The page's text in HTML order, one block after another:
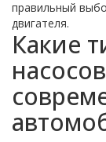
правильный
двигателя.
Какие